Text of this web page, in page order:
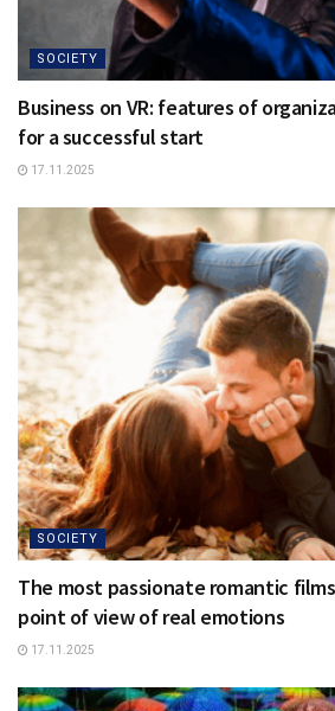
SOCIETY
Business on VR: features of
for a successful start
17.11.2025
SOCIETY
The most passionate romantic
point of view of real emotions
17.11.2025